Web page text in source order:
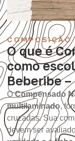
COMPOSIÇÃO
O que é
como
Beberibe –
OCompensado
multilaminado,
cruzadas. Sua
devem ser